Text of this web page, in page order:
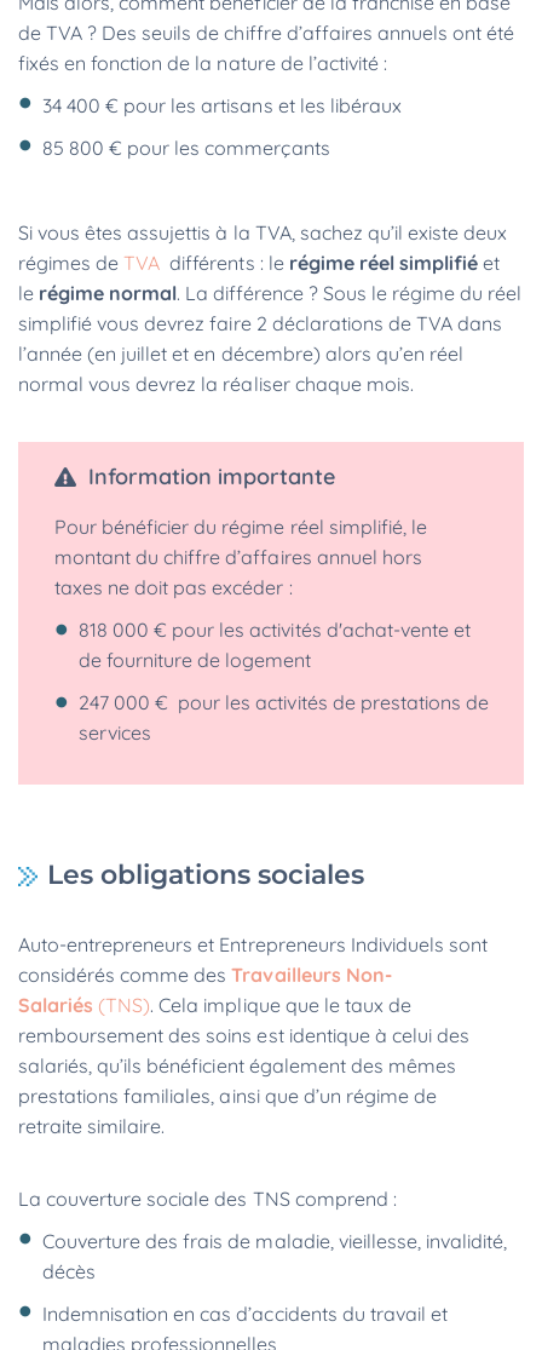
de TVA ? Des seuils de chiffre d’affaires annuels ont été
fixés en fonction de la nature de l’activité :
34 400 € pour les artisans et les libéraux
85 800 € pour les commerçants
Si vous êtes assujettis à la TVA, sachez qu’il existe deux
régimes deTVA différents : le régime réel simplifié et
le régime normal. La différence ? Sous le régime du réel
simplifié vous devrez faire 2 déclarations de TVA dans
l’année (en juillet et en décembre) alors qu’en réel
normal vous devrez la réaliser chaque mois.
Information importante
Pour bénéficier du régime réel simplifié, le
montant du chiffre d’affaires annuel hors
taxes ne doit pas excéder :
818 000 € pour les activités d'achat-vente et
de fourniture de logement
247 000 € pour les activités de prestations de
services
Les obligations sociales
Auto-entrepreneurs et Entrepreneurs Individuels sont
considérés comme desTravailleurs Non-
Salariés (TNS). Cela implique que le taux de
remboursement des soins est identique à celui des
salariés, qu’ils bénéficient également des mêmes
prestations familiales, ainsi que d’un régime de
retraite similaire.
La couverture sociale des TNS comprend :
Couverture des frais de maladie, vieillesse, invalidité,
décès
Indemnisation en cas d’accidents du travail et
maladies professionnelles